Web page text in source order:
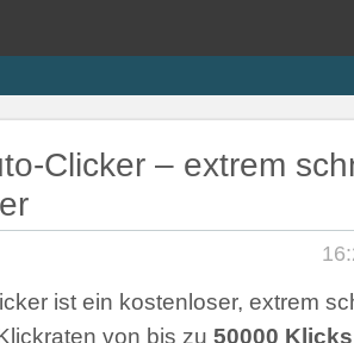
Clicker – extrem
ist ein kostenloser, extrem
von bis zu 50000